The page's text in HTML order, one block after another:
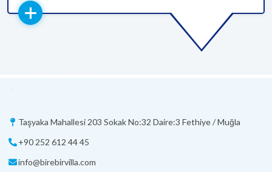
Taşyaka Mahallesi 203 Sokak No:32 Daire:3 Fethiye / Muğla
+90 252 612 44 45
info@birebirvilla.com